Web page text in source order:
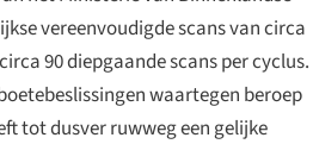
vereenvoudigde scans van circa
90 diepgaande scans per cyclus.
waartegen beroep
tot dusver ruwweg een gelijke